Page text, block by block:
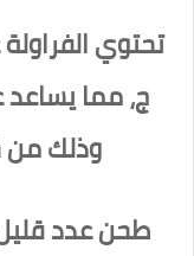
تحتوي
ج، مما يساعد
وذلك من
طحن عدد قليل